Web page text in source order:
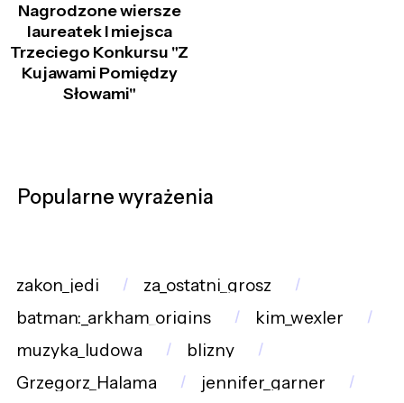
Nagrodzone wiersze
laureatek I miejsca
Trzeciego Konkursu "Z
Kujawami Pomiędzy
Słowami"
Popularne wyrażenia
zakon_jedi
za_ostatni_grosz
batman:_arkham_origins
kim_wexler
muzyka_ludowa
blizny
Grzegorz_Halama
jennifer_garner